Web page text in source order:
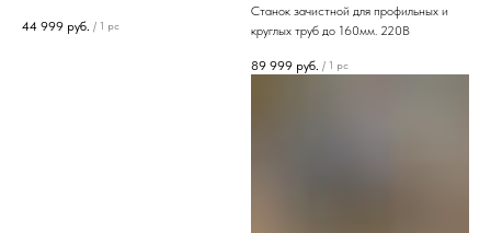
44 999 руб. / 1 pc
Станок зачистной для профильных и
круглых труб до 160мм. 220В
89 999 руб. / 1 pc